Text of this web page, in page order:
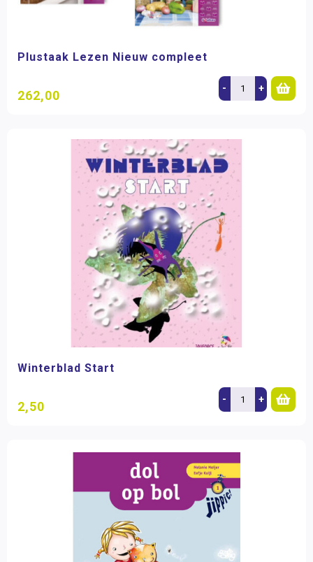
Plustaak Lezen Nieuw compleet
262,00 - +
Winterblad Start
2,50 - +